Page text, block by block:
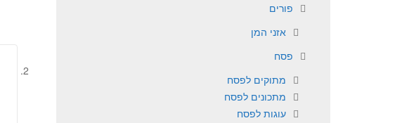
פורים
אזני המן
פסח
מתוקים לפסח
מתכונים לפסח
עוגות לפסח